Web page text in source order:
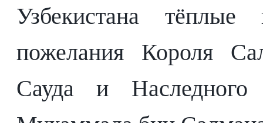
Узбекистана
пожелания Короля
Сауда и Наследного